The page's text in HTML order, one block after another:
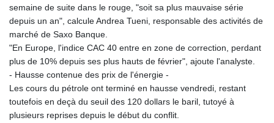
semaine de suite dans le rouge, "soit sa plus mauvaise série
depuis un an", calcule Andrea Tueni, responsable des activités de
marché de Saxo Banque.
"En Europe, l'indice CAC 40 entre en zone de correction, perdant
plus de 10% depuis ses plus hauts de février", ajoute l'analyste.
- Hausse contenue des prix de l'énergie -
Les cours du pétrole ont terminé en hausse vendredi, restant
toutefois en deçà du seuil des 120 dollars le baril, tutoyé à
plusieurs reprises depuis le début du conflit.